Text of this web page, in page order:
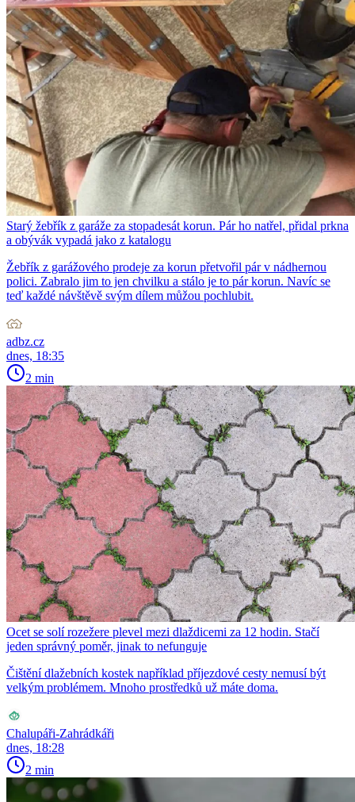
Starý žebřík z garáže za stopadesát korun. Pár ho natřel, přidal prkna
a obývák vypadá jako z katalogu
Žebřík z garážového prodeje za korun přetvořil pár v nádhernou
polici. Zabralo jim to jen chvilku a stálo je to pár korun. Navíc se
teď každé návštěvě svým dílem můžou pochlubit.
adbz.cz
dnes, 18:35
2 min
Ocet se solí rozežere plevel mezi dlaždicemi za 12 hodin. Stačí
jeden správný poměr, jinak to nefunguje
Čištění dlažebních kostek například příjezdové cesty nemusí být
velkým problémem. Mnoho prostředků už máte doma.
Chalupáři-Zahrádkáři
dnes, 18:28
2 min